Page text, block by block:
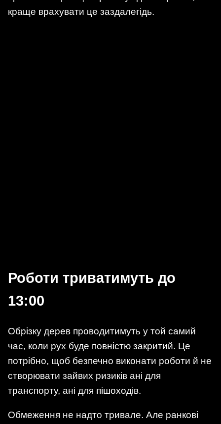
краще врахувати це заздалегідь.
Роботи триватимуть до
13:00
Обрізку дерев проводитимуть у той самий
час, коли рух буде повністю закритий. Це
потрібно, щоб безпечно виконати роботи й не
створювати зайвих ризиків ані для
транспорту, ані для пішоходів.
Обмеження не надто тривале. Але ранкові